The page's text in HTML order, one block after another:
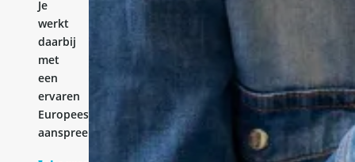
Je
werkt
daarbij
met
een
ervaren
Europees
aanspreekpunt.